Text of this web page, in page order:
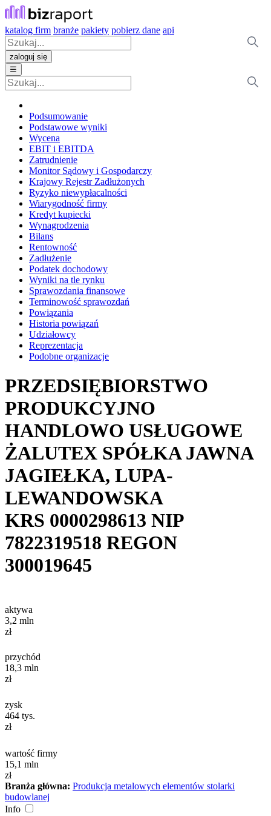
katalog firm branże pakiety pobierz dane api
zaloguj się
☰
Podsumowanie
Podstawowe wyniki
Wycena
EBIT i EBITDA
Zatrudnienie
Monitor Sądowy i Gospodarczy
Krajowy Rejestr Zadłużonych
Ryzyko niewypłacalności
Wiarygodność firmy
Kredyt kupiecki
Wynagrodzenia
Bilans
Rentowność
Zadłużenie
Podatek dochodowy
Wyniki na tle rynku
Sprawozdania finansowe
Terminowość sprawozdań
Powiązania
Historia powiązań
Udziałowcy
Reprezentacja
Podobne organizacje
PRZEDSIĘBIORSTWO
PRODUKCYJNO
HANDLOWO USŁUGOWE
ŻALUTEX SPÓŁKA JAWNA
JAGIEŁKA, LUPA-
LEWANDOWSKA
KRS 0000298613 NIP
7822319518 REGON
300019645
aktywa
3,2 mln
zł
przychód
18,3 mln
zł
zysk
464 tys.
zł
wartość firmy
15,1 mln
zł
Branża główna: Produkcja metalowych elementów stolarki
budowlanej
Info